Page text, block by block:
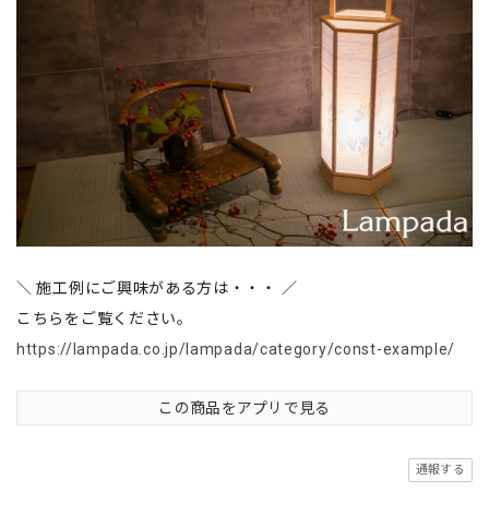
＼ 施工例にご興味がある方は・・・ ／
こちらをご覧ください。
https://lampada.co.jp/lampada/category/const-example/
この商品をアプリで見る
通報する